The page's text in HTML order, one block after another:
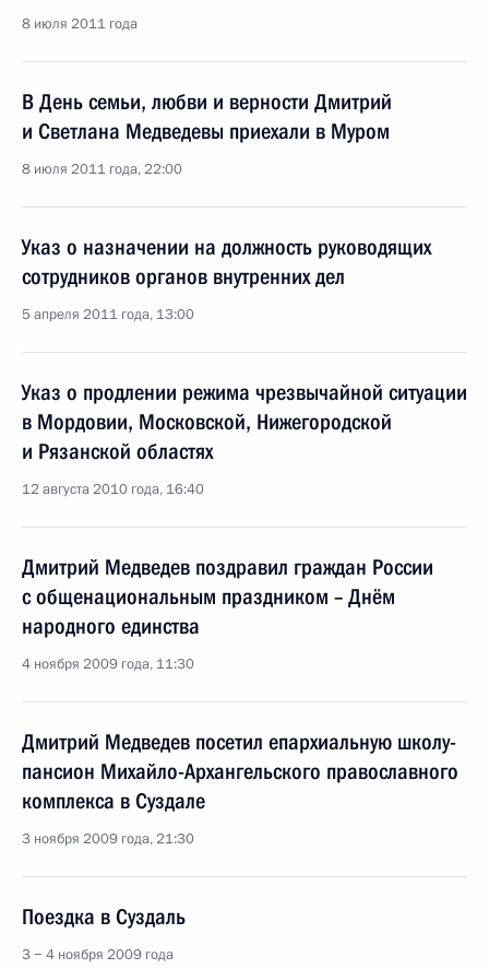
8 июля 2011 года
В День семьи, любви и верности Дмитрий
и Светлана Медведевы приехали в Муром
8 июля 2011 года, 22:00
Указ о назначении на должность руководящих
сотрудников органов внутренних дел
5 апреля 2011 года, 13:00
Указ о продлении режима чрезвычайной ситуации
в Мордовии, Московской, Нижегородской
и Рязанской областях
12 августа 2010 года, 16:40
Дмитрий Медведев поздравил граждан России
с общенациональным праздником – Днём
народного единства
4 ноября 2009 года, 11:30
Дмитрий Медведев посетил епархиальную школу-
пансион Михайло-Архангельского православного
комплекса в Суздале
3 ноября 2009 года, 21:30
Поездка в Суздаль
3 − 4 ноября 2009 года